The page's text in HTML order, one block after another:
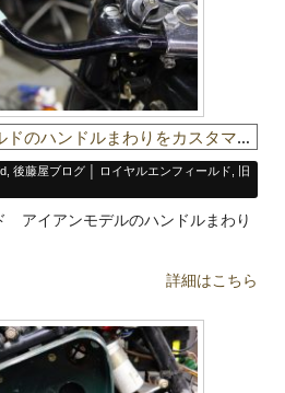
ロイヤルエンフィールドのハンドルまわりをカスタマイズ
後藤屋ブログ│ ロイヤルエンフィールド
旧
アイアンモデルのハンドルまわり
詳細はこちら